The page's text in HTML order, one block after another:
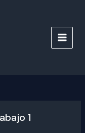
MAIN
1